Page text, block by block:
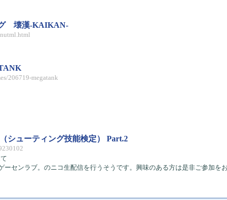
グ 壊漢-KAIKAN-
206719-megatank
シューティング技能検定） Part.2
ーセンラブ。のニコ生配信を行うそうです。興味のある方は是非ご参加を